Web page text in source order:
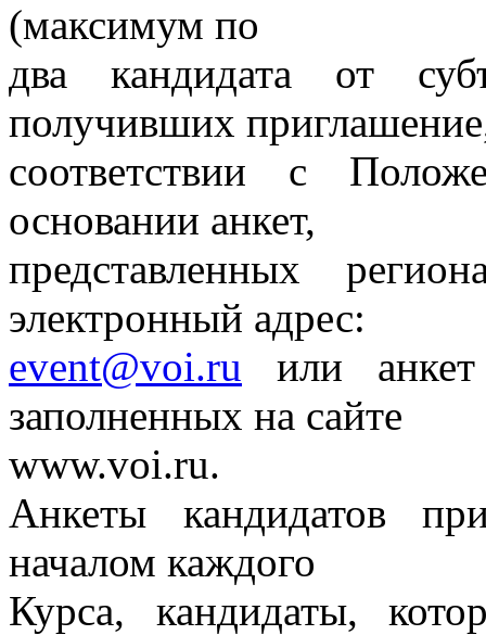
(максимум по
два кандидата от
получивших
соответствии с
основании анкет,
представленных
электронный адрес:
event@voi.ru или
заполненных на сайте
www.voi.ru.
Анкеты кандидатов
началом каждого
Курса, кандидаты,